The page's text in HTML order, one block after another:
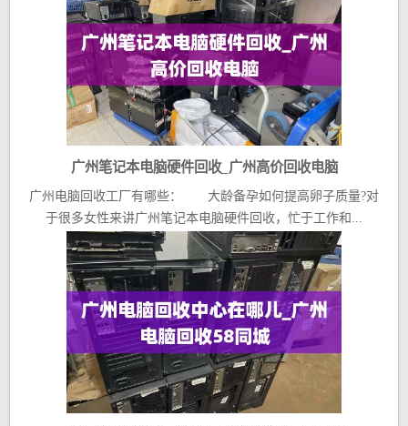
广州笔记本电脑硬件回收_广州高价回收电脑
广州电脑回收工厂有哪些： 大龄备孕如何提高卵子质量?对
于很多女性来讲广州笔记本电脑硬件回收，忙于工作和...